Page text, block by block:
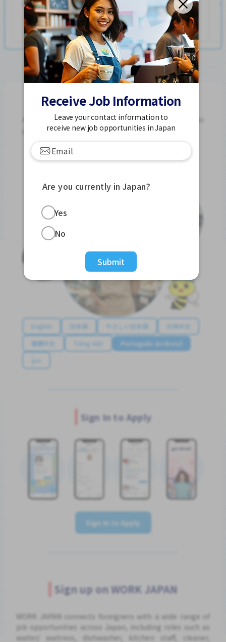
Postou 2 semanas atrás
Ver mais
Jobs For Foreigners In Japan
Apply for Part-Time Jobs, Full-Time Jobs and Tokutei
Ginou Jobs!
Get Started
English 日本語 やさしい日本語
简体中文
繁體中文
Tiếng Việt
Português do Brasil
န်မာ
Sign In to Apply
Sign In to Apply
Sign up on WORK JAPAN
WORK JAPAN connects foreigners with a wide range of
job opportunities across Japan, including roles such as
waiter/ waitress, dishwasher, kitchen staff, cleaner,
Receive Job Information
Leave your contact information to
receive new job opportunities in Japan
Are you currently in Japan?
Yes
No
Submit